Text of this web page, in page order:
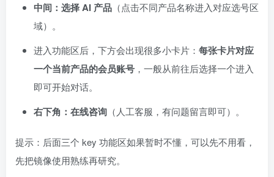
中间：选择 AI 产品 （点击不同产品名称进入对应选号区
域）。
进入功能区后，下方会出现很多小卡片： 每张卡片对应
一个当前产品的会员账号 ，一般从前往后选择一个进入
即可开始对话。
右下角：在线咨询 （人工客服，有问题留言即可）。
提示：后面三个 key 功能区如果暂时不懂，可以先不用看，
先把镜像使用熟练再研究。